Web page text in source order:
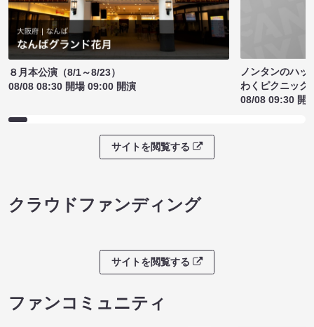
８月本公演（8/1～8/23）
08/08 08:30 開場 09:00 開演
ノンタンのハッ
わくピクニック
08/08 09:30 開
サイトを閲覧する
クラウドファンディング
サイトを閲覧する
ファンコミュニティ